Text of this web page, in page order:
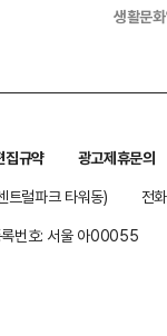
생활문
집규약
광고제휴문의
트럴파크 타워동)
전
록번호: 서울 아00055